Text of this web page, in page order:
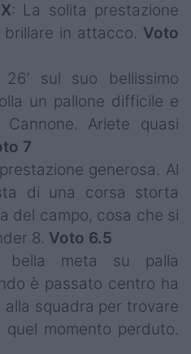
: La solita prestazione
in attacco. Voto
sul suo bellissimo
un pallone difficile e
Ariete quasi
7
prestazione generosa. Al
di una corsa storta
del campo, cosa che si
8. Voto 6.5
bella meta su palla
è passato centro ha
squadra per trovare
momento perduto.